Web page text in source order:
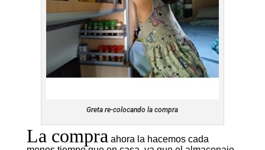
Greta re-colocando la compra
La compra ahora la hacemos cada